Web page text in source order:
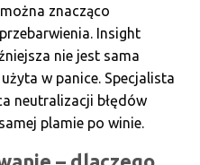
znacząco
Insight
nie jest sama
w panice. Specjalista
neutralizacji błędów
plamie po winie.